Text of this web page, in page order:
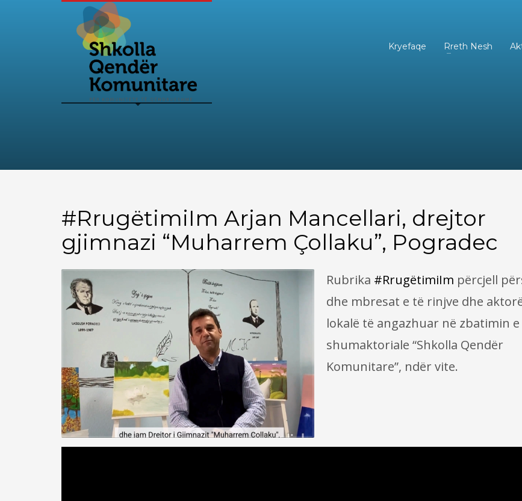
Kryefaqe Rreth Nesh
#RrugëtimiIm Arjan Mancellari, drejtor
gjimnazi “Muharrem Çollaku”, Pogradec
Rubrika #RrugëtimiIm përcjell
dhe mbresat e të rinjve dhe
lokalë të angazhuar në zbatimin e
shumaktoriale “Shkolla Qendër
Komunitare”, ndër vite.